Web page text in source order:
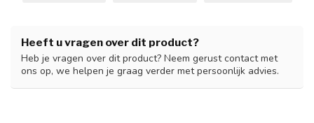
Heeft u vragen over dit product?
Heb je vragen over dit product? Neem gerust contact met
ons op, we helpen je graag verder met persoonlijk advies.